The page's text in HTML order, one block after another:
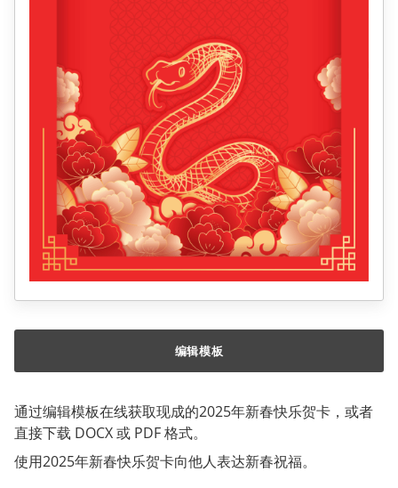
通过编辑模板在线获取现成的2025年新春快乐贺卡，或者
直接下载 DOCX 或 PDF 格式。
使用2025年新春快乐贺卡向他人表达新春祝福。
编辑模板